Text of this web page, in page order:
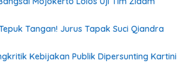
Tangan! Jurus Tapak Suci Qiandra
Kebijakan Publik Dipersunting Kartini